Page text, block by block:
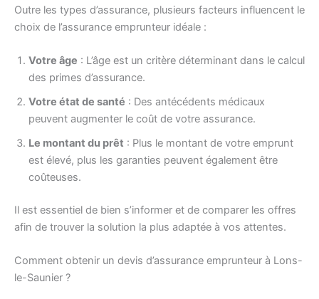
Outre les types d’assurance, plusieurs facteurs influencent le
choix de l’assurance emprunteur idéale :
Votre âge : L’âge est un critère déterminant dans le calcul
des primes d’assurance.
Votre état de santé : Des antécédents médicaux
peuvent augmenter le coût de votre assurance.
Le montant du prêt : Plus le montant de votre emprunt
est élevé, plus les garanties peuvent également être
coûteuses.
Il est essentiel de bien s’informer et de comparer les offres
afin de trouver la solution la plus adaptée à vos attentes.
Comment obtenir un devis d’assurance emprunteur à Lons-
le-Saunier ?